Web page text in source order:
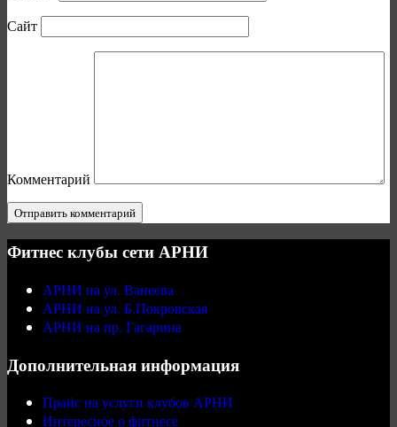
Сайт
Комментарий
Фитнес клубы сети АРНИ
АРНИ на ул. Ванеева
АРНИ на ул. Б.Покровская
АРНИ на пр. Гагарина
Дополнительная информация
Прайс на услуги клубов АРНИ
Интересное о фитнесе